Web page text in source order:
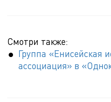
Смотри также:
Группа «Енисейская
ассоциация» в